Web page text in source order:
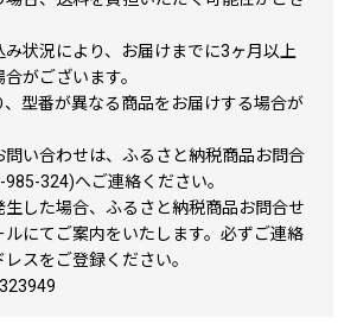
状況により、お届けまでに3ヶ月以上
がございます。
型番が異なる商品をお届けする場合が
い合わせは、ふるさと納税商品お問合
324)へご連絡ください。
した場合、ふるさと納税商品お問合せ
にてご案内をいたします。必ずご連絡
スをご登録ください。